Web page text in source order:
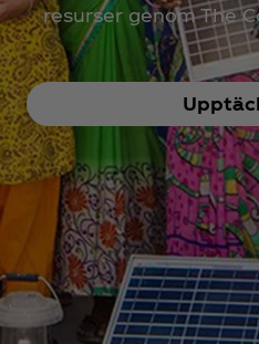
resurser genom The